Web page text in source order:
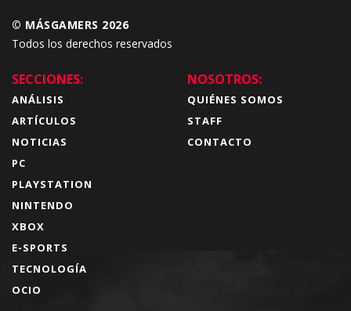
© MÁSGAMERS 2026
Todos los derechos reservados
SECCIONES:
ANÁLISIS
ARTÍCULOS
NOTICIAS
PC
PLAYSTATION
NINTENDO
XBOX
E-SPORTS
TECNOLOGÍA
OCIO
NOSOTROS:
QUIÉNES SOMOS
STAFF
CONTACTO